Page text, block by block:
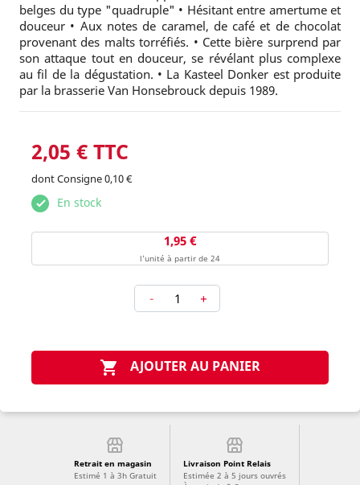
belges du type "quadruple" • Hésitant entre amertume et
douceur • Aux notes de caramel, de café et de chocolat
provenant des malts torréfiés. • Cette bière surprend par
son attaque tout en douceur, se révélant plus complexe
au fil de la dégustation. • La Kasteel Donker est produite
par la brasserie Van Honsebrouck depuis 1989.
2,05 € TTC
dont Consigne 0,10 €
En stock
1,95 €
l'unité à partir de 24
- +
 AJOUTER AU PANIER
Retrait en magasin
Estimé 1 à 3h Gratuit
Livraison Point Relais
Estimée 2 à 5 jours ouvrés